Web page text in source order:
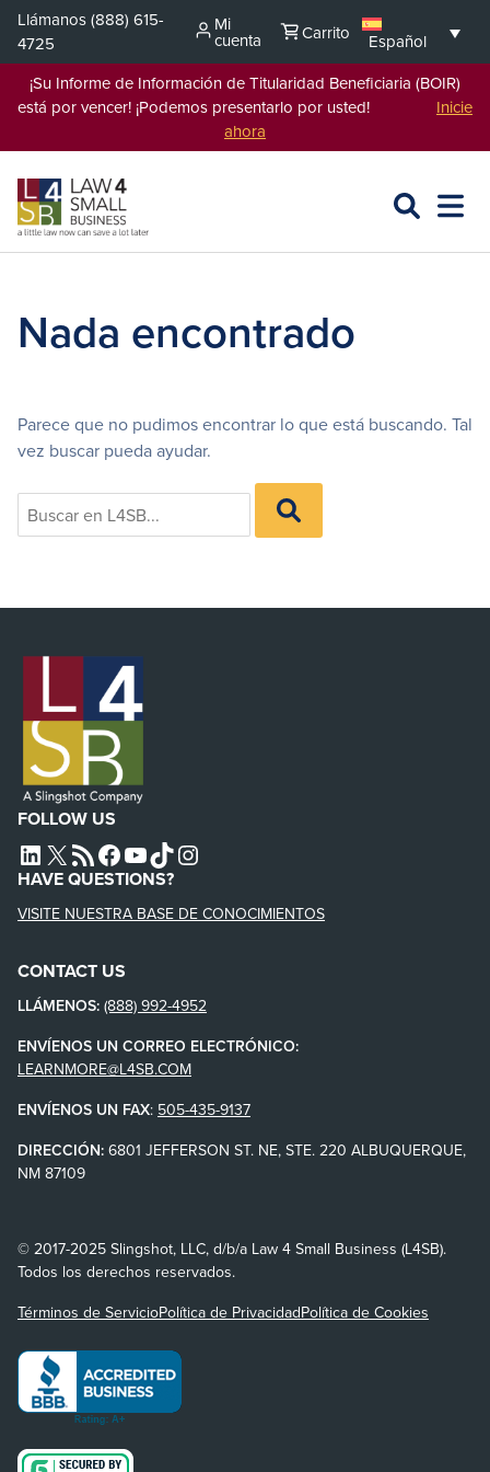
Saltar
contenido
Llámanos(888) 615-
4725
Mi
cuenta Carrito
Español
¡Su Informe de Información de Titularidad Beneficiaria (BOIR)
está por vencer! ¡Podemos presentarlo por usted! Inicie
ahora
BUSCAR
L4SB
ABRIR
Nada encontrado
Parece que no pudimos encontrar lo que está buscando. Tal
vez buscar pueda ayudar.
Search
for:
BUSCAR
EN
L4SB
FOLLOW US
L4SB LINKEDIN
X L4SB RSS FEEDL4SB FACEBOOK
L4SB YOUTUBE
TIKTOKINSTAGRAM
HAVE QUESTIONS?
VISITE NUESTRA BASE DE CONOCIMIENTOS
CONTACT US
LLÁMENOS: (888) 992-4952
ENVÍENOS UN CORREO ELECTRÓNICO:
LEARNMORE@L4SB.COM
ENVÍENOS UN FAX: 505-435-9137
DIRECCIÓN: 6801 JEFFERSON ST. NE, STE. 220 ALBUQUERQUE,
NM 87109
© 2017-2025 Slingshot, LLC, d/b/a Law 4 Small Business (L4SB).
Todos los derechos reservados.
Términos de ServicioPolítica de PrivacidadPolítica de Cookies